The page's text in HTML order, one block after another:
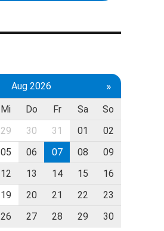
Aug 2026 »
Mi Do Fr Sa
So
29 30 31 01
02
05 06 07 08
09
12 13 14 15
16
19 20 21 22
23
26 27 28 29
30